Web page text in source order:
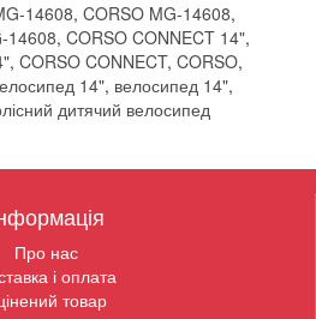
14608, CORSO MG-14608,
14608, CORSO CONNECT 14",
, CORSO CONNECT, CORSO,
14", велосипед 14",
дитячий велосипед
Про нас
і оплата
товар